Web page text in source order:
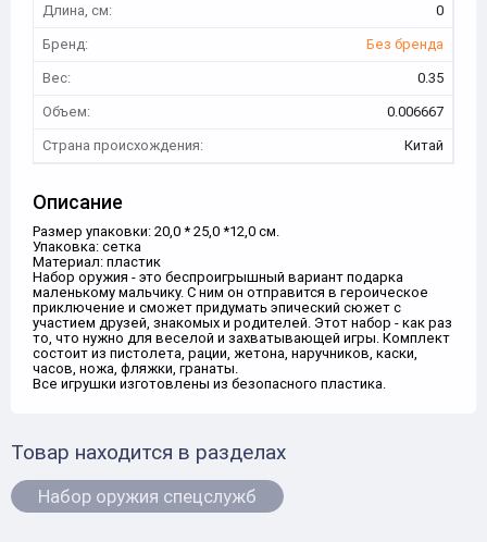
Длина, см:
0
Бренд:
Без бренда
Вес:
0.35
Объем:
0.006667
Страна происхождения:
Китай
Описание
Размер упаковки: 20,0 * 25,0 *12,0 см.
Упаковка: сетка
Материал: пластик
Набор оружия - это беспроигрышный вариант подарка
маленькому мальчику. С ним он отправится в героическое
приключение и сможет придумать эпический сюжет с
участием друзей, знакомых и родителей. Этот набор - как раз
то, что нужно для веселой и захватывающей игры. Комплект
состоит из пистолета, рации, жетона, наручников, каски,
часов, ножа, фляжки, гранаты.
Все игрушки изготовлены из безопасного пластика.
Товар находится в разделах
Набор оружия спецслужб